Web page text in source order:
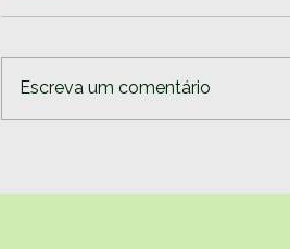
Escreva um comentário